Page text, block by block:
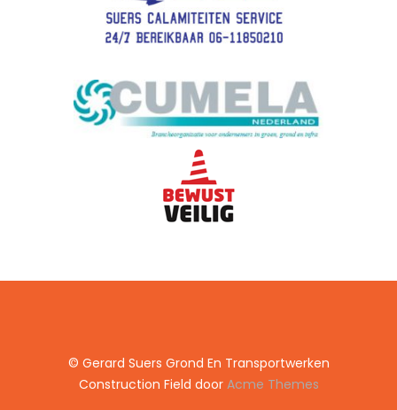
© Gerard Suers Grond En Transportwerken
Construction Field door Acme Themes